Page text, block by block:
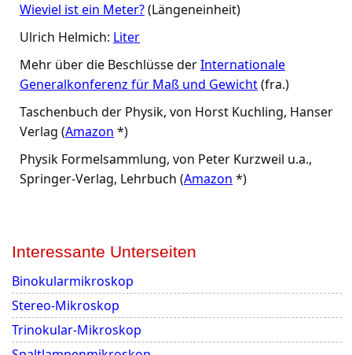
Wieviel ist ein Meter?(Längeneinheit)
Ulrich Helmich: Liter
Mehr über die Beschlüsse derInternationale
Generalkonferenz für Maß und Gewicht(fra.)
Taschenbuch der Physik, von Horst Kuchling, Hanser
Verlag (Amazon *)
Physik Formelsammlung, von Peter Kurzweil u.a.,
Springer-Verlag, Lehrbuch (Amazon *)
Interessante Unterseiten
Binokularmikroskop
Stereo-Mikroskop
Trinokular-Mikroskop